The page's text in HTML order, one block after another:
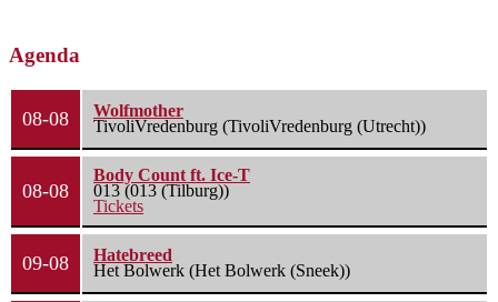
Agenda
08-08
Wolfmother
TivoliVredenburg (TivoliVredenburg (Utrecht))
08-08
Body Count ft. Ice-T
013 (013 (Tilburg))
Tickets
09-08
Hatebreed
Het Bolwerk (Het Bolwerk (Sneek))